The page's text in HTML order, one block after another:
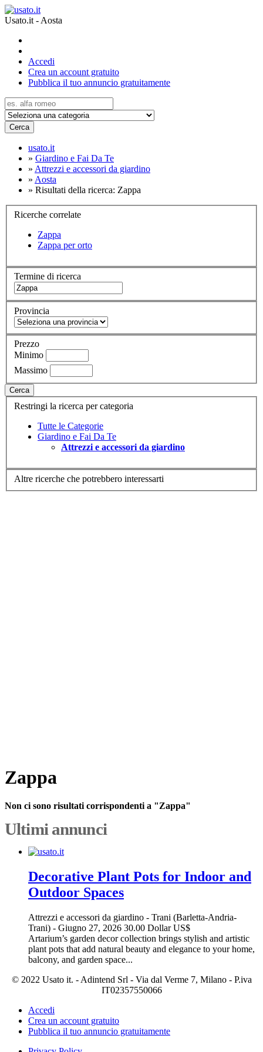
Usato.it - Aosta
Accedi
Crea un account gratuito
Pubblica il tuo annuncio gratuitamente
Cerca
usato.it
» Giardino e Fai Da Te
» Attrezzi e accessori da giardino
» Aosta
» Risultati della ricerca: Zappa
Ricerche correlate
Zappa
Zappa per orto
Termine di ricerca
Provincia
Prezzo
Minimo
Massimo
Cerca
Restringi la ricerca per categoria
Tutte le Categorie
Giardino e Fai Da Te
Attrezzi e accessori da giardino
Altre ricerche che potrebbero interessarti
Zappa
Non ci sono risultati corrispondenti a "Zappa"
Ultimi annunci
Decorative Plant Pots for Indoor and
Outdoor Spaces
Attrezzi e accessori da giardino - Trani (Barletta-Andria-
Trani) - Giugno 27, 2026 30.00 Dollar US$
Artarium’s garden decor collection brings stylish and artistic
plant pots that add natural beauty and elegance to your home,
balcony, and garden space...
© 2022 Usato it. - Adintend Srl - Via dal Verme 7, Milano - P.iva
IT02357550066
Accedi
Crea un account gratuito
Pubblica il tuo annuncio gratuitamente